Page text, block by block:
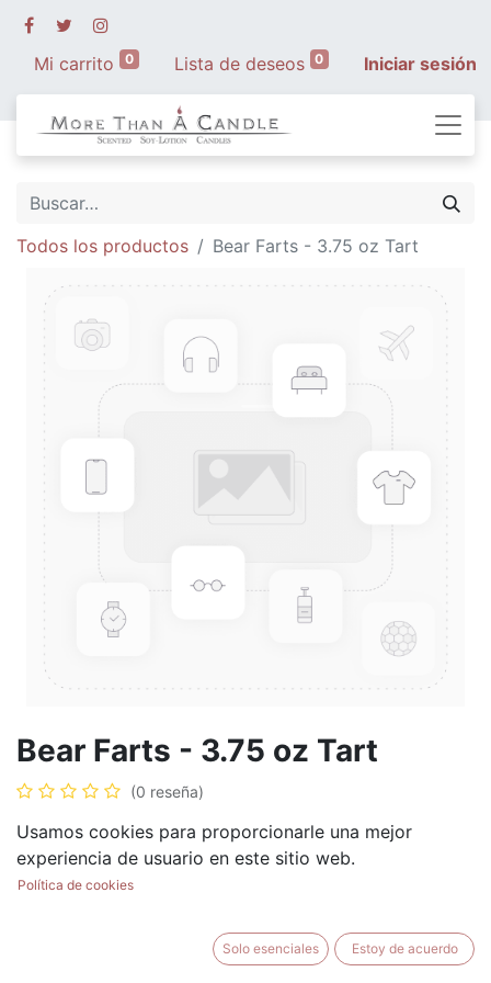
Mi carrito 0 Lista de deseos 0 Iniciar sesión
Todos los productos Bear Farts - 3.75 oz Tart
Bear Farts - 3.75 oz Tart
(0 reseña)
$5.99
AÑADIR AL CARRITO BUY NOW
Usamos cookies para proporcionarle una mejor
experiencia de usuario en este sitio web.
Política de cookies
Solo esenciales Estoy de acuerdo